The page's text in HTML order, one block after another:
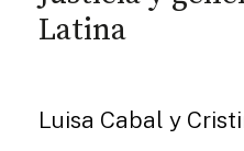
Latina
Luisa Cabal y